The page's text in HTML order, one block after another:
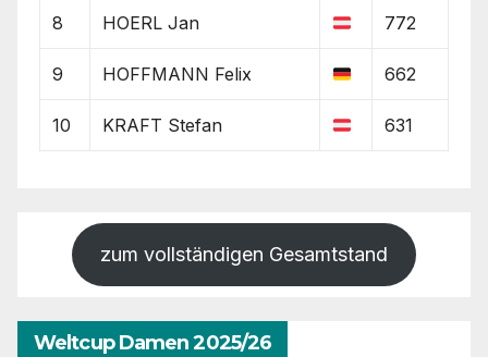
8 HOERL Jan 772
9 HOFFMANN Felix 662
10 KRAFT Stefan 631
zum vollständigen Gesamtstand
Weltcup Damen 2025/26